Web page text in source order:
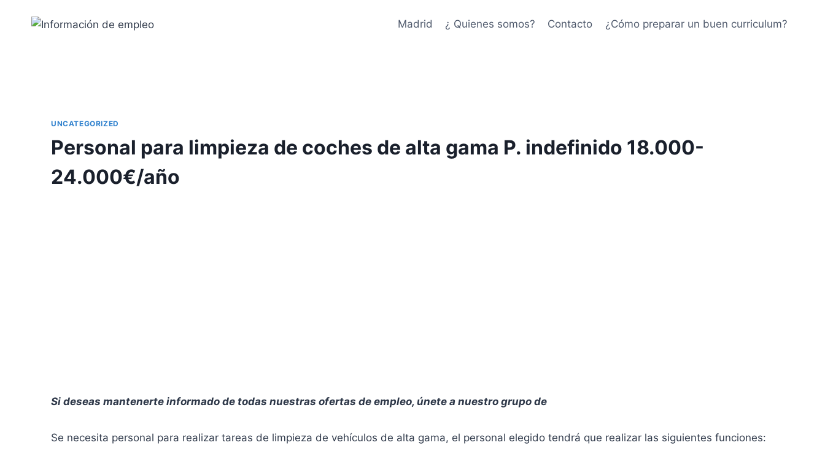
Madrid ¿ Quienes somos? Contacto ¿Cómo preparar un buen curriculum?
UNCATEGORIZED
Personal para limpieza de coches de alta gama P. indefinido 18.000-
24.000€/año
Si deseas mantenerte informado de todas nuestras ofertas de empleo, únete a nuestro grupo de
Se necesita personal para realizar tareas de limpieza de vehículos de alta gama, el personal elegido tendrá que realizar las siguientes funciones: